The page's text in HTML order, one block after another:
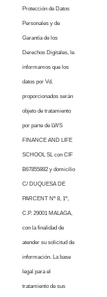
Protección de Datos
Personales y de
Garantía de los
Derechos Digitales, le
informamos que los
datos por Vd.
proporcionados serán
objeto de tratamiento
por parte de LWS
FINANCE AND LIFE
SCHOOL SL con CIF
B67855882 y domicilio
C/ DUQUESA DE
PARCENT Nº 8, 1º,
C.P. 29001 MALAGA,
con la finalidad de
atender su solicitud de
información. La base
legal para el
tratamiento de sus